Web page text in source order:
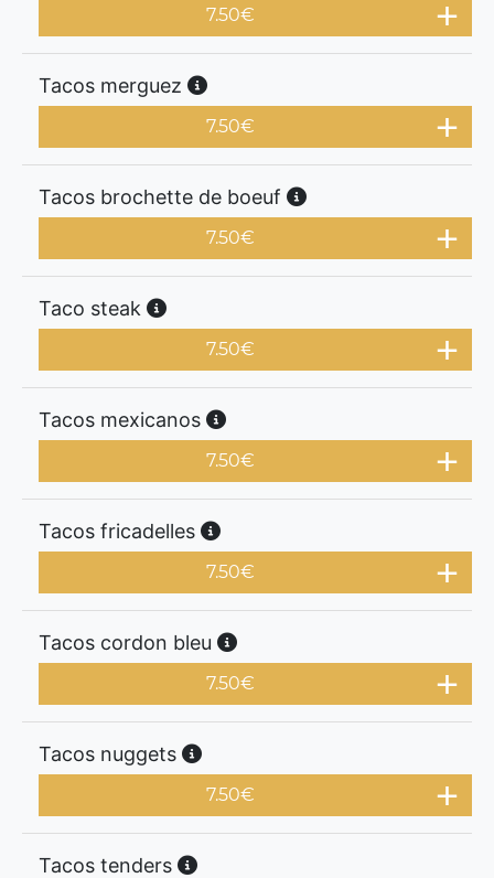
7.50€
Tacos merguez
7.50€
Tacos brochette de boeuf
7.50€
Taco steak
7.50€
Tacos mexicanos
7.50€
Tacos fricadelles
7.50€
Tacos cordon bleu
7.50€
Tacos nuggets
7.50€
Tacos tenders